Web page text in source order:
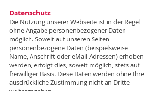
Datenschutz
Die Nutzung unserer Webseite ist in der Regel
ohne Angabe personenbezogener Daten
möglich. Soweit auf unseren Seiten
personenbezogene Daten (beispielsweise
Name, Anschrift oder eMail-Adressen) erhoben
werden, erfolgt dies, soweit möglich, stets auf
freiwilliger Basis. Diese Daten werden ohne Ihre
ausdrückliche Zustimmung nicht an Dritte